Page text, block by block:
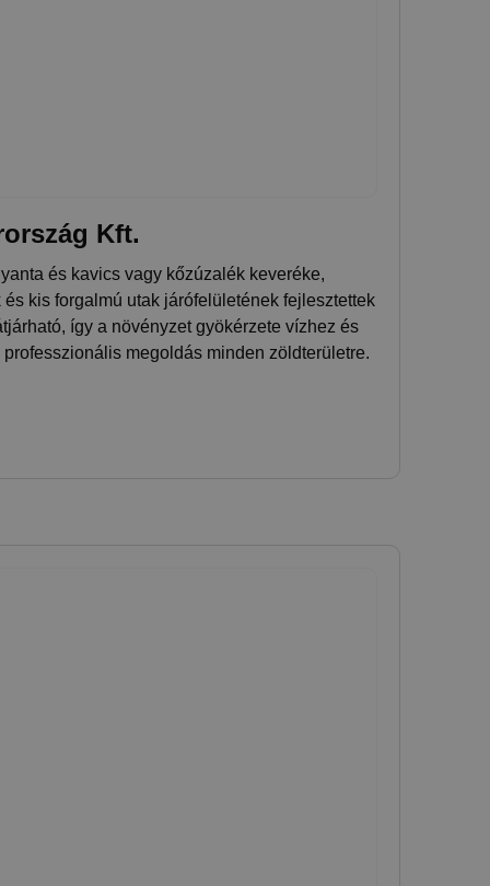
Kft.
és kavics vagy kőzúzalék keveréke,
kis forgalmú utak járófelületének fejlesztettek
így a növényzet gyökérzete vízhez és
megoldás minden zöldterületre.